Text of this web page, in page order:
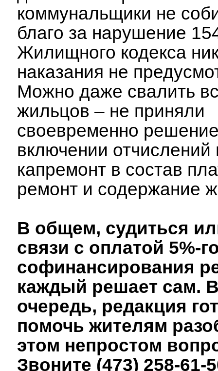
коммунальщики не
благо за нарушение
Жилищного кодекса
наказания не
Можно даже свалить
жильцов – не приняли
своевременно
включении отчислений
капремонт в состав
ремонт и содержание
В общем, судиться
связи с оплатой 5%-
софинансирования
каждый решает сам.
очередь, редакция
помочь жителям
этом непростом
Звоните (473) 258-61-